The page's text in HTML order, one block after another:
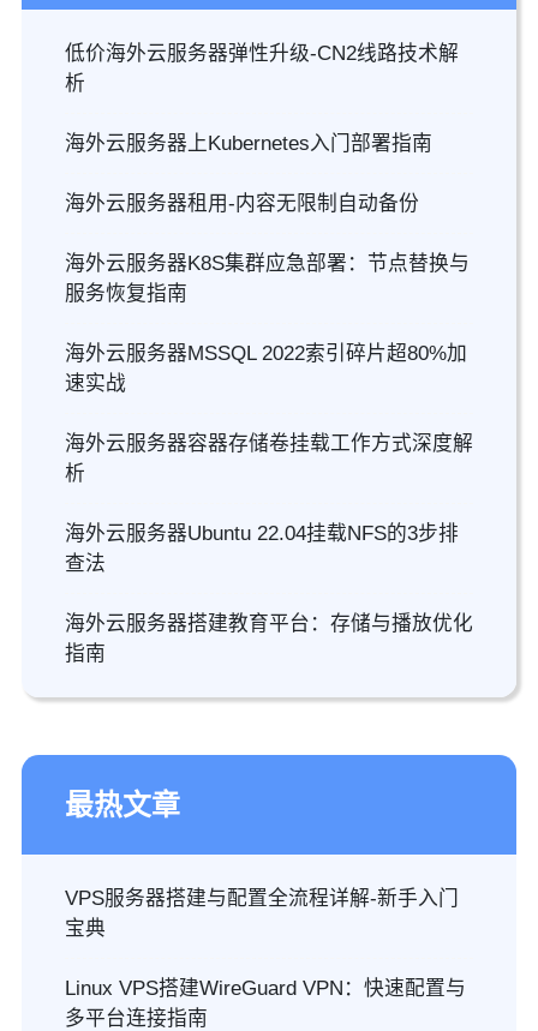
低价海外云服务器弹性升级-CN2线路技术解
析
海外云服务器上Kubernetes入门部署指南
海外云服务器租用-内容无限制自动备份
海外云服务器K8S集群应急部署：节点替换与
服务恢复指南
海外云服务器MSSQL 2022索引碎片超80%加
速实战
海外云服务器容器存储卷挂载工作方式深度解
析
海外云服务器Ubuntu 22.04挂载NFS的3步排
查法
海外云服务器搭建教育平台：存储与播放优化
指南
最热文章
VPS服务器搭建与配置全流程详解-新手入门
宝典
Linux VPS搭建WireGuard VPN：快速配置与
多平台连接指南